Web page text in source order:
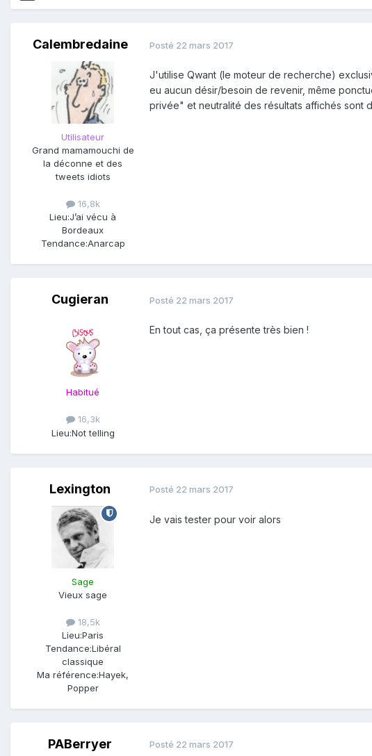
Calembredaine
Utilisateur
Grand mamamouchi de
la déconne et des
tweets idiots
16,8k
Lieu:J’ai vécu à
Bordeaux
Tendance:Anarcap
Posté 22 mars 2017
J'utilise Qwant (le moteur de recherche)
eu aucun désir/besoin de revenir, même
privée" et neutralité des résultats affichés sont
Cugieran
Habitué
16,3k
Lieu:Not telling
Posté 22 mars 2017
En tout cas, ça présente très bien !
Lexington
Sage
Vieux sage
18,5k
Lieu:Paris
Tendance:Libéral
classique
Ma référence:Hayek,
Popper
Posté 22 mars 2017
Je vais tester pour voir alors
PABerryer Posté 22 mars 2017